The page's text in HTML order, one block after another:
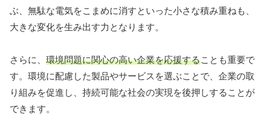
ぶ、無駄な電気をこまめに消すといった小さな積み重ねも、
大きな変化を生み出す力となります。
さらに、 環境問題に関心の高い企業を応援することも重要で
す。環境に配慮した製品やサービスを選ぶことで、企業の取
り組みを促進し、持続可能な社会の実現を後押しすることが
できます。